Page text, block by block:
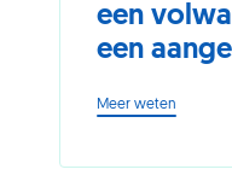
een
een
Meer weten
geef